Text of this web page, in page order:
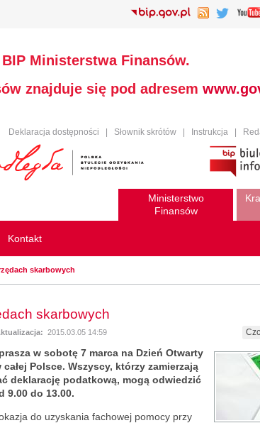
Ministerstwa Finansów.
znajduje się pod adresem
Deklaracja dostępności Słownik skrótów Instrukcja
Ministerstwo
Finansów
Kontakt
skarbowych
skarbowych
2015.03.05 14:59
w sobotę 7 marca na Dzień Otwarty
Polsce. Wszyscy, którzy zamierzają
deklarację podatkową, mogą odwiedzić
9.00 do 13.00.
do uzyskania fachowej pomocy przy